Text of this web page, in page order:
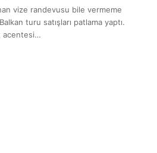
vize randevusu bile vermeme
turu satışları patlama yaptı.
acentesi…